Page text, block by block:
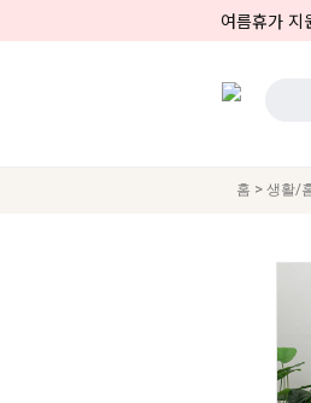
여름휴가 지
홈 > 생활/